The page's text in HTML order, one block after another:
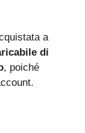
a
di
, poiché